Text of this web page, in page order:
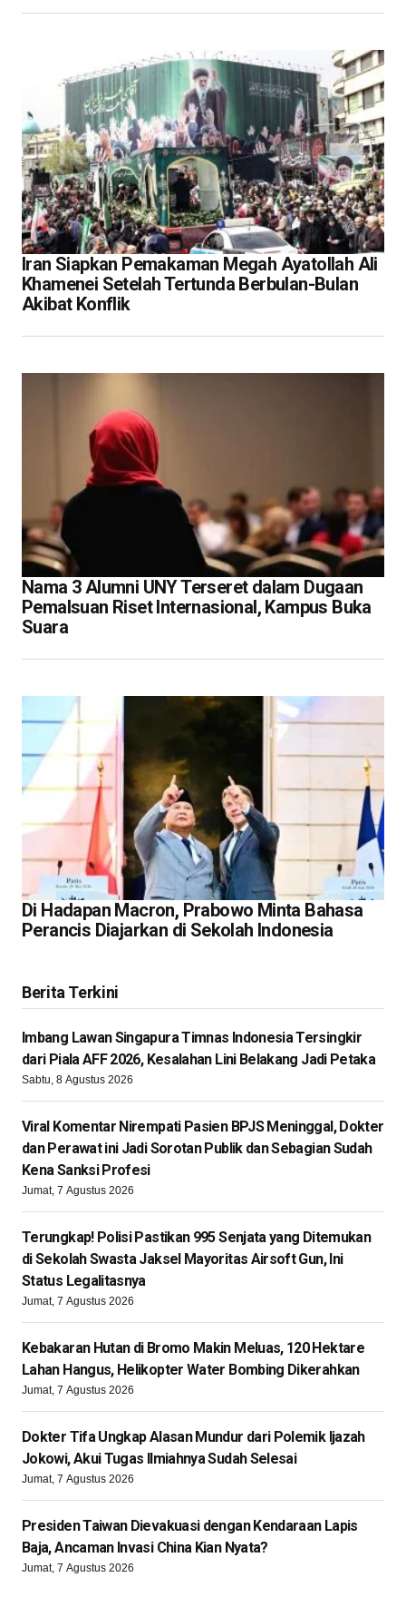
Iran Siapkan Pemakaman Megah Ayatollah Ali
Khamenei Setelah Tertunda Berbulan-Bulan
Akibat Konflik
Nama 3 Alumni UNY Terseret dalam Dugaan
Pemalsuan Riset Internasional, Kampus Buka
Suara
Di Hadapan Macron, Prabowo Minta Bahasa
Perancis Diajarkan di Sekolah Indonesia
Berita Terkini
Imbang Lawan Singapura Timnas Indonesia Tersingkir
dari Piala AFF 2026, Kesalahan Lini Belakang Jadi Petaka
Sabtu, 8 Agustus 2026
Viral Komentar Nirempati Pasien BPJS Meninggal, Dokter
dan Perawat ini Jadi Sorotan Publik dan Sebagian Sudah
Kena Sanksi Profesi
Jumat, 7 Agustus 2026
Terungkap! Polisi Pastikan 995 Senjata yang Ditemukan
di Sekolah Swasta Jaksel Mayoritas Airsoft Gun, Ini
Status Legalitasnya
Jumat, 7 Agustus 2026
Kebakaran Hutan di Bromo Makin Meluas, 120 Hektare
Lahan Hangus, Helikopter Water Bombing Dikerahkan
Jumat, 7 Agustus 2026
Dokter Tifa Ungkap Alasan Mundur dari Polemik Ijazah
Jokowi, Akui Tugas Ilmiahnya Sudah Selesai
Jumat, 7 Agustus 2026
Presiden Taiwan Dievakuasi dengan Kendaraan Lapis
Baja, Ancaman Invasi China Kian Nyata?
Jumat, 7 Agustus 2026